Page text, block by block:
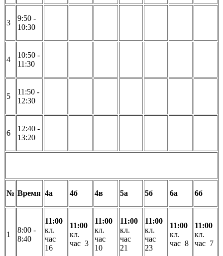
3
9:50 -
10:30
4
10:50 -
11:30
5
11:50 -
12:30
6
12:40 -
13:20
№ Время 4а 4б 4в 5а 5б 6а 6б
1
8:00 -
8:40
11:00
кл.
час
16
11:00
кл.
час 3
11:00
кл.
час
10
11:00
кл.
час
21
11:00
кл.
час
23
11:00
кл.
час 8
11:00
кл.
час 7